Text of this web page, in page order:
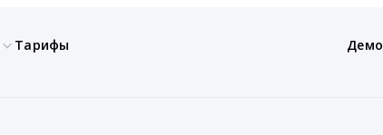
Тарифы Демо